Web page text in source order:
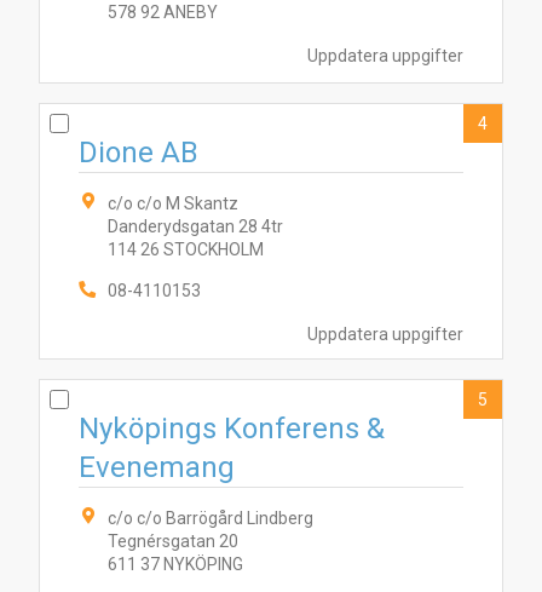
Uppdatera uppgifter
578 92 ANEBY
Uppdatera uppgifter
Dione AB
c/o c/o M Skantz
Danderydsgatan 28 4tr
114 26 STOCKHOLM
08-4110153
4
Nyköpings Konferens &
Evenemang
c/o c/o Barrögård Lindberg
Tegnérsgatan 20
611 37 NYKÖPING
5